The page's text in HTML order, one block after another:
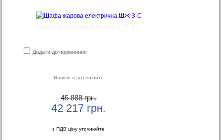
Шафа жарова електрична ШЖ-3-С
Додати до порівняння
Наявність уточнюйте
45 888 грн.
42 217 грн.
з ПДВ ціну уточнюйте